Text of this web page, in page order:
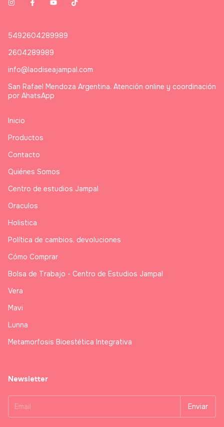
5492604289989
2604289989
info@laodiseajampal.com
San Rafael Mendoza Argentina. Atención online y coordinación
por AhatsApp
Inicio
Productos
Contacto
Quiénes Somos
Centro de estudios Jampal
Oraculos
Holistica
Política de cambios, devoluciones
Cómo Comprar
Bolsa de Trabajo - Centro de Estudios Jampal
Vera
Mavi
Lunna
Metamorfosis Bioestética Integrativa
Newsletter